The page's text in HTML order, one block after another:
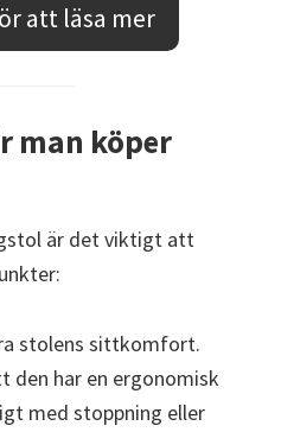
att läsa mer
man köper
är det viktigt att
stolens sittkomfort.
den har en ergonomisk
med stoppning eller